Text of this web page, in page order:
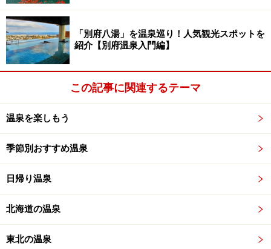
「別府八湯」を温泉巡り！人気観光スポットを
紹介【別府温泉入門編】
この記事に関連するテーマ
温泉を楽しもう
季節別おすすめ温泉
日帰り温泉
北海道の温泉
東北の温泉